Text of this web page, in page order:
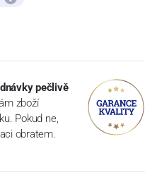
pečlivě
zboží
Pokud ne,
obratem.